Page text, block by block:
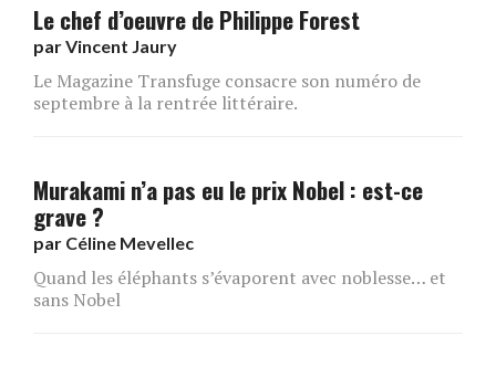
Le chef d’oeuvre de Philippe Forest
parVincent Jaury
Le Magazine Transfuge consacre son numéro de
septembre à la rentrée littéraire.
Murakami n’a pas eu le prix Nobel : est-ce
grave ?
par Céline Mevellec
Quand les éléphants s’évaporent avec noblesse… et
sans Nobel